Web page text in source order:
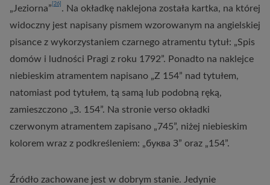
„Jeziorna” [26] . Na okładkę naklejona została kartka, na której
widoczny jest napisany pismem wzorowanym na angielskiej
pisance z wykorzystaniem czarnego atramentu tytuł: „Spis
domów i ludności Pragi z roku 1792”. Ponadto na naklejce
niebieskim atramentem napisano „Z 154” nad tytułem,
natomiast pod tytułem, tą samą lub podobną ręką,
zamieszczono „З. 154”. Na stronie verso okładki
czerwonym atramentem zapisano „745”, niżej niebieskim
kolorem wraz z podkreśleniem: „буква З” oraz „154”.
Źródło zachowane jest w dobrym stanie. Jedynie